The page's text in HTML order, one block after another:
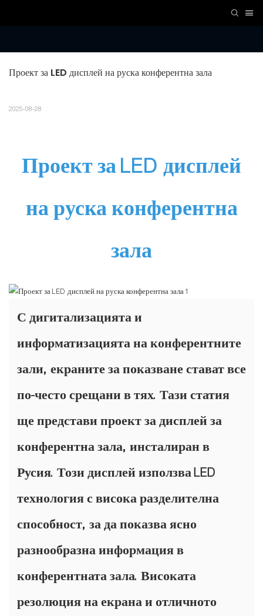
Проект за LED дисплей на руска конферентна зала
2025-08-28
Проект за LED дисплей
на руска конферентна
зала
С дигитализацията и
информатизацията на конферентните
зали, екраните за показване стават все
по-често срещани в тях. Тази статия
ще представи проект за дисплей за
конферентна зала, инсталиран в
Русия. Този дисплей използва LED
технология с висока разделителна
способност, за да показва ясно
разнообразна информация в
конферентната зала. Високата
резолюция на екрана и отличното